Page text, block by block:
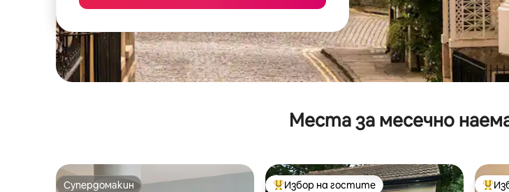
Места за месечно
Супердомакин Избор на гостите